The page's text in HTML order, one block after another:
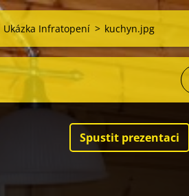
Ukázka Infratopení > kuchyn.jpg
Spustit prezentaci